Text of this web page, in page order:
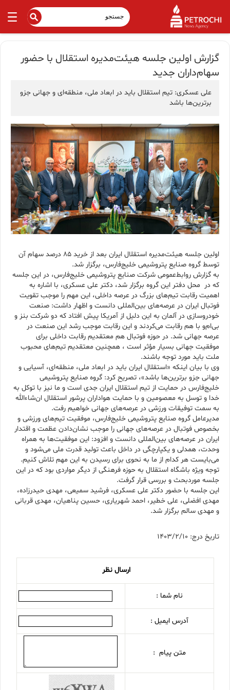
گزارش اولین جلسه هیئت‌مدیره استقلال با حضور
سهام‌داران جدید
علی عسکری: تیم استقلال باید در ابعاد ملی، منطقه‌ای و جهانی جزو
برترین‌ها باشد
اولین جلسه هیئت‌مدیره استقلال ایران بعد از خرید ۸۵ درصد سهام آن
توسط گروه صنایع پتروشیمی خلیج‌فارس، برگزار شد.
به گزارش روابط‌عمومی شرکت صنایع پتروشیمی خلیج‌فارس، در این جلسه
که در محل دفتر این گروه برگزار شد، دکتر علی عسکری، با اشاره به
اهمیت رقابت تیم‌های بزرگ در عرصه داخلی، این مهم را موجب تقویت
فوتبال ایران در عرصه‌های بین‌المللی دانست و اظهار داشت: صنعت
خودروسازی در آلمان به این دلیل از آمریکا پیش افتاد که دو شرکت بنز و
بی‌ام‌و با هم رقابت می‌کردند و این رقابت موجب رشد این صنعت در
عرصه جهانی شد. در حوزه فوتبال هم معتقدیم رقابت داخلی برای
موفقیت جهانی بسیار مؤثر است ، همچنین معتقدیم تیم‌های محبوب
ملت باید مورد توجه باشند.
وی با بیان اینکه «استقلال ایران باید در ابعاد ملی، منطقه‌ای، آسیایی و
جهانی جزو برترین‌ها باشد»، تصریح کرد: گروه صنایع پتروشیمی
خلیج‌فارس در حمایت از تیم استقلال ایران جدی است و ما نیز با توکل به
خدا و توسل به معصومین و با حمایت هواداران پرشور استقلال ان‌شاءالله
به سمت توفیقات ورزشی در عرصه‌های جهانی خواهیم رفت.
مدیرعامل گروه صنایع پتروشیمی خلیج‌فارس، موفقیت تیم‌های ورزشی و
بخصوص فوتبال در عرصه‌های جهانی را موجب نشان‌دادن عظمت و اقتدار
ایران در عرصه‌های بین‌المللی دانست و افزود: این موفقیت‌ها به همراه
وحدت، همدلی و یکپارچگی در داخل باعث تولید قدرت ملی می‌شود و
می‌بایست هر کدام از ما به نحوی برای رسیدن به این مهم تلاش کنیم.
توجه ویژه باشگاه استقلال به حوزه فرهنگی از دیگر مواردی بود که در این
جلسه موردبحث و بررسی قرار گرفت.
این جلسه با حضور دکتر علی عسکری، فرشید سمیعی، مهدی حیدرزاده،
مهدی افضلی، علی خطیر، احمد شهریاری، حسین پناهیان، مهدی قربانی
و مهدی سالم برگزار شد.
تاریخ درج: 1403/2/10
ارسال نظر
نام شما :
آدرس ایمیل :
متن پیام :